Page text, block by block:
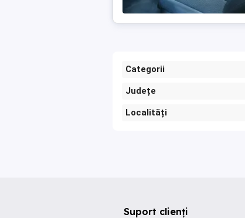
Categorii
Județe
Localități
Suport clienți